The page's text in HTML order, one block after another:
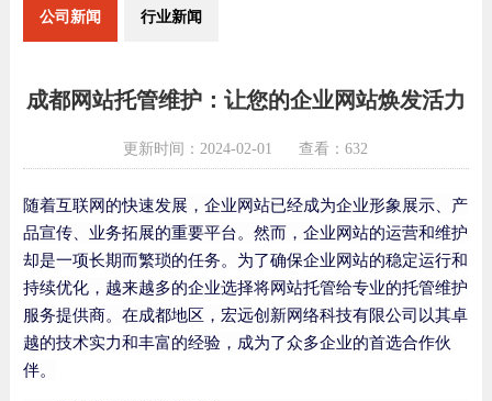
公司新闻 行业新闻
成都网站托管维护：让您的企业网站焕发活力
更新时间：2024-02-01 查看：632
随着互联网的快速发展，企业网站已经成为企业形象展示、产
品宣传、业务拓展的重要平台。然而，企业网站的运营和维护
却是一项长期而繁琐的任务。为了确保企业网站的稳定运行和
持续优化，越来越多的企业选择将网站托管给专业的托管维护
服务提供商。在成都地区，宏远创新网络科技有限公司以其卓
越的技术实力和丰富的经验，成为了众多企业的首选合作伙
伴。